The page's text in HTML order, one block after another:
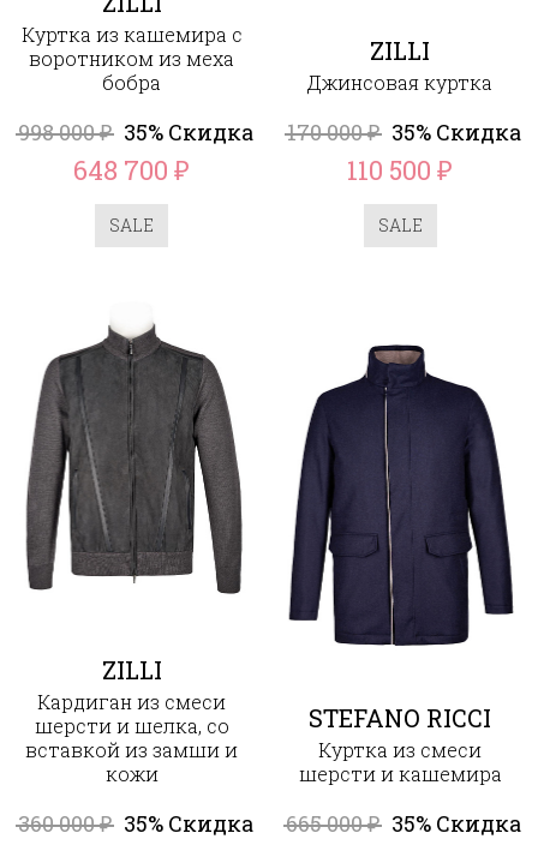
Куртка из кашемира с
воротником из меха
бобра
998 000₽ 35% Скидка
648 700₽
SALE
ZILLI
Джинсовая куртка
170 000₽ 35% Скидка
110 500₽
SALE
ZILLI
Кардиган из смеси
шерсти и шелка, со
вставкой из замши и
кожи
360 000₽ 35% Скидка
STEFANO RICCI
Куртка из смеси
шерсти и кашемира
665 000₽ 35% Скидка